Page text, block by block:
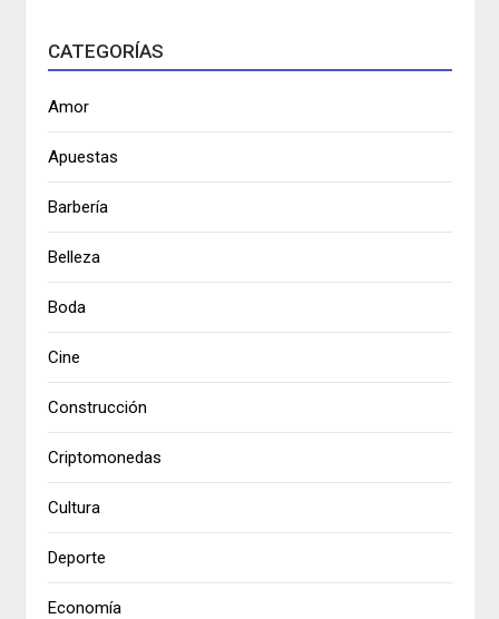
CATEGORÍAS
Amor
Apuestas
Barbería
Belleza
Boda
Cine
Construcción
Criptomonedas
Cultura
Deporte
Economía